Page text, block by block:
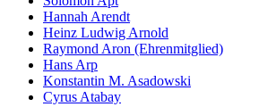
Hannah Arendt
Heinz Ludwig Arnold
Raymond Aron (Ehrenmitglied)
Hans Arp
Konstantin M. Asadowski
Cyrus Atabay